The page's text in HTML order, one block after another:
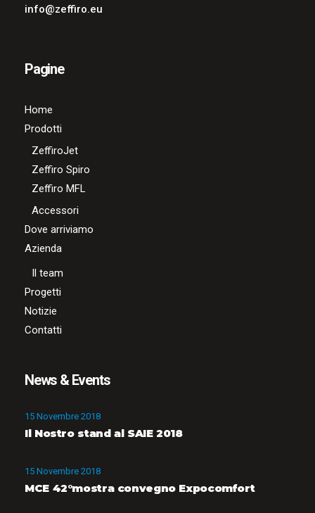
info@zeffiro.eu
Pagine
Home
Prodotti
ZeffiroJet
Zeffiro Spiro
Zeffiro MFL
Accessori
Dove arriviamo
Azienda
Il team
Progetti
Notizie
Contatti
News & Events
15 Novembre 2018
Il Nostro stand al SAIE 2018
15 Novembre 2018
MCE 42°mostra convegno Expocomfort